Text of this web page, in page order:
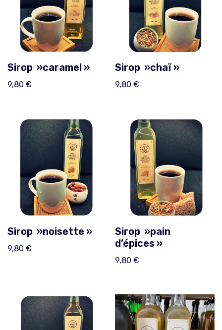
Sirop »caramel »
9,80 €
Sirop »chaï »
9,80€
Sirop »noisette »
9,80 €
Sirop »pain
d’épices »
9,80€